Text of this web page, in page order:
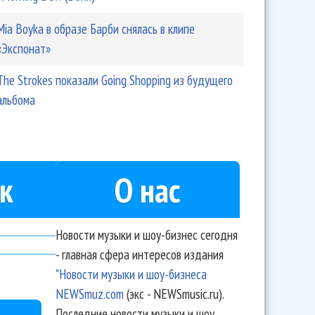
Boyka в образе Барби снялась в клипе
Strokes показали Going Shopping из будущего
О нас
Новости музыки и шоу-бизнес сегодня
- главная сфера интересов издания
"Новости музыки и шоу-бизнеса
NEWSmuz.com(экс - NEWSmusic.ru).